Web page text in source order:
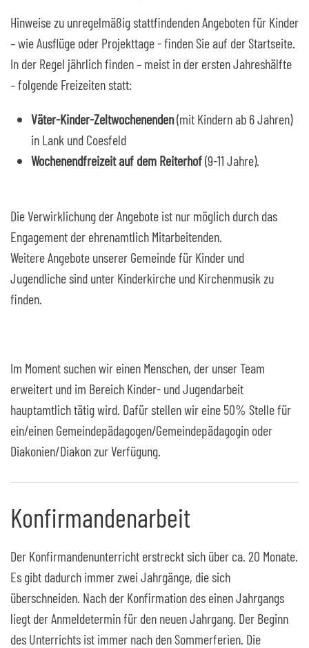
Hinweise zu unregelmäßig stattfindenden Angeboten für Kinder
– wie Ausflüge oder Projekttage - finden Sie auf der Startseite.
In der Regel jährlich finden – meist in der ersten Jahreshälfte
– folgende Freizeiten statt:
Väter-Kinder-Zeltwochenenden(mit Kindern ab 6 Jahren)
in Lank und Coesfeld
Wochenendfreizeit auf dem Reiterhof(9-11 Jahre).
Die Verwirklichung der Angebote ist nur möglich durch das
Engagement der ehrenamtlich Mitarbeitenden.
Weitere Angebote unserer Gemeinde für Kinder und
Jugendliche sind unter Kinderkirche und Kirchenmusik zu
finden.
Im Moment suchen wir einen Menschen, der unser Team
erweitert und im Bereich Kinder- und Jugendarbeit
hauptamtlich tätig wird. Dafür stellen wir eine 50% Stelle für
ein/einen Gemeindepädagogen/Gemeindepädagogin oder
Diakonien/Diakon zur Verfügung.
Konfirmandenarbeit
Der Konfirmandenunterricht erstreckt sich über ca. 20 Monate.
Es gibt dadurch immer zwei Jahrgänge, die sich
überschneiden. Nach der Konfirmation des einen Jahrgangs
liegt der Anmeldetermin für den neuen Jahrgang. Der Beginn
des Unterrichts ist immer nach den Sommerferien. Die